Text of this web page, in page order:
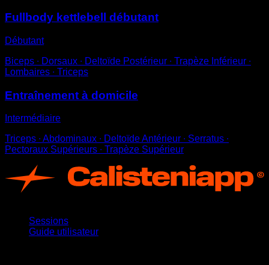
Fullbody kettlebell débutant
Débutant
Biceps ∙ Dorsaux ∙ Deltoïde Postérieur ∙ Trapèze Inférieur ∙
Lombaires ∙ Triceps
Entraînement à domicile
Intermédiaire
Triceps ∙ Abdominaux ∙ Deltoïde Antérieur ∙ Serratus ∙
Pectoraux Supérieurs ∙ Trapèze Supérieur
Sessions
Guide utilisateur